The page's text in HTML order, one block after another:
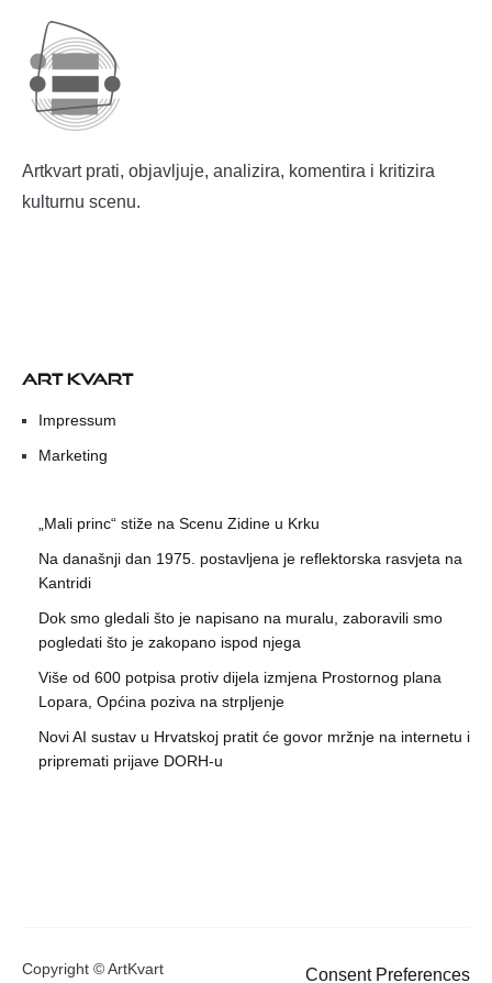
Artkvart prati, objavljuje, analizira, komentira i kritizira
kulturnu scenu.
ART KVART
Impressum
Marketing
„Mali princ“ stiže na Scenu Zidine u Krku
Na današnji dan 1975. postavljena je reflektorska rasvjeta na
Kantridi
Dok smo gledali što je napisano na muralu, zaboravili smo
pogledati što je zakopano ispod njega
Više od 600 potpisa protiv dijela izmjena Prostornog plana
Lopara, Općina poziva na strpljenje
Novi AI sustav u Hrvatskoj pratit će govor mržnje na internetu i
pripremati prijave DORH-u
Copyright © ArtKvart Consent Preferences